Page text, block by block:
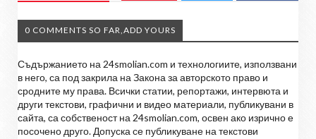
0 COMMENTS SO FAR,ADD YOURS
Съдържанието на 24smolian.com и технологиите, използвани
в него, са под закрила на Закона за авторското право и
сродните му права. Всички статии, репортажи, интервюта и
други текстови, графични и видео материали, публикувани в
сайта, са собственост на 24smolian.com, освен ако изрично е
посочено друго. Допуска се публикуване на текстови